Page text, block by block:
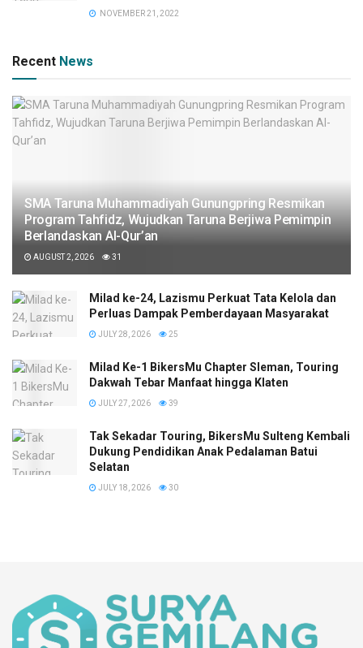
NOVEMBER 21, 2022
Recent News
SMA Taruna Muhammadiyah Gunungpring Resmikan
Program Tahfidz, Wujudkan Taruna Berjiwa Pemimpin
Berlandaskan Al-Qur’an
AUGUST 2, 2026 31
Milad ke-24, Lazismu Perkuat Tata Kelola dan
Perluas Dampak Pemberdayaan Masyarakat
JULY 28, 2026 25
Milad Ke-1 BikersMu Chapter Sleman, Touring
Dakwah Tebar Manfaat hingga Klaten
JULY 27, 2026 39
Tak Sekadar Touring, BikersMu Sulteng Kembali
Dukung Pendidikan Anak Pedalaman Batui
Selatan
JULY 18, 2026 30